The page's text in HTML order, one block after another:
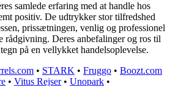
samlede erfaring med at handle hos
positiv. De udtrykker stor tilfredshed
prissætningen, venlig og professionel
Deres anbefalinger og ros til
på en vellykket handelsoplevelse.
• STARK • Fruggo • Boozt.com
• Vitus Rejser• Unopark •